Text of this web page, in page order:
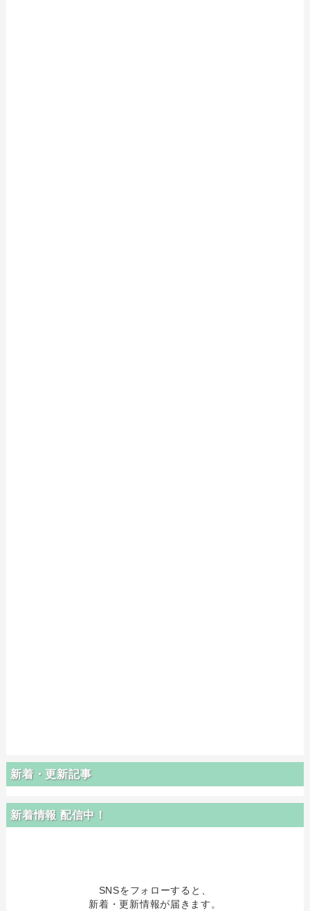
新着・更新記事
新着情報 配信中！
SNSをフォローすると、
新着・更新情報が届きます。